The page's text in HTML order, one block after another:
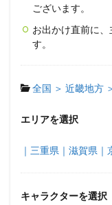
ございます。
お出かけ直前に
す。
全国 ＞ 近畿地方
エリアを選択
｜三重県 ｜滋賀県
キャラクターを選択